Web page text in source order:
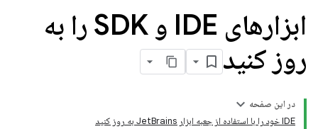
ابزارهای IDE و SDK را به
روز کنید
در این صفحه
IDE خود را با استفاده از جعبه ابزار JetBrains به روز کنید